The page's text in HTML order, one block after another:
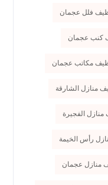
فلل عجمان
كنب عجمان
مكاتب عجمان
منازل الشارقة
منازل الفجيرة
رأس الخيمة
منازل عجمان